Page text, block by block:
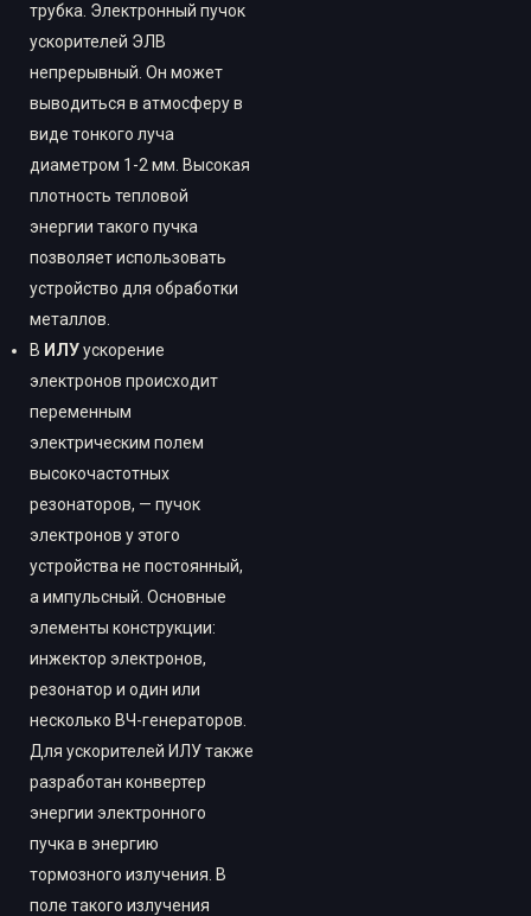
трубка. Электронный пучок
ускорителей ЭЛВ
непрерывный. Он может
выводиться в атмосферу в
виде тонкого луча
диаметром 1-2 мм. Высокая
плотность тепловой
энергии такого пучка
позволяет использовать
устройство для обработки
металлов.
В ИЛУускорение
электронов происходит
переменным
электрическим полем
высокочастотных
резонаторов, — пучок
электронов у этого
устройства не постоянный,
а импульсный. Основные
элементы конструкции:
инжектор электронов,
резонатор и один или
несколько ВЧ-генераторов.
Для ускорителей ИЛУ также
разработан конвертер
энергии электронного
пучка в энергию
тормозного излучения. В
поле такого излучения